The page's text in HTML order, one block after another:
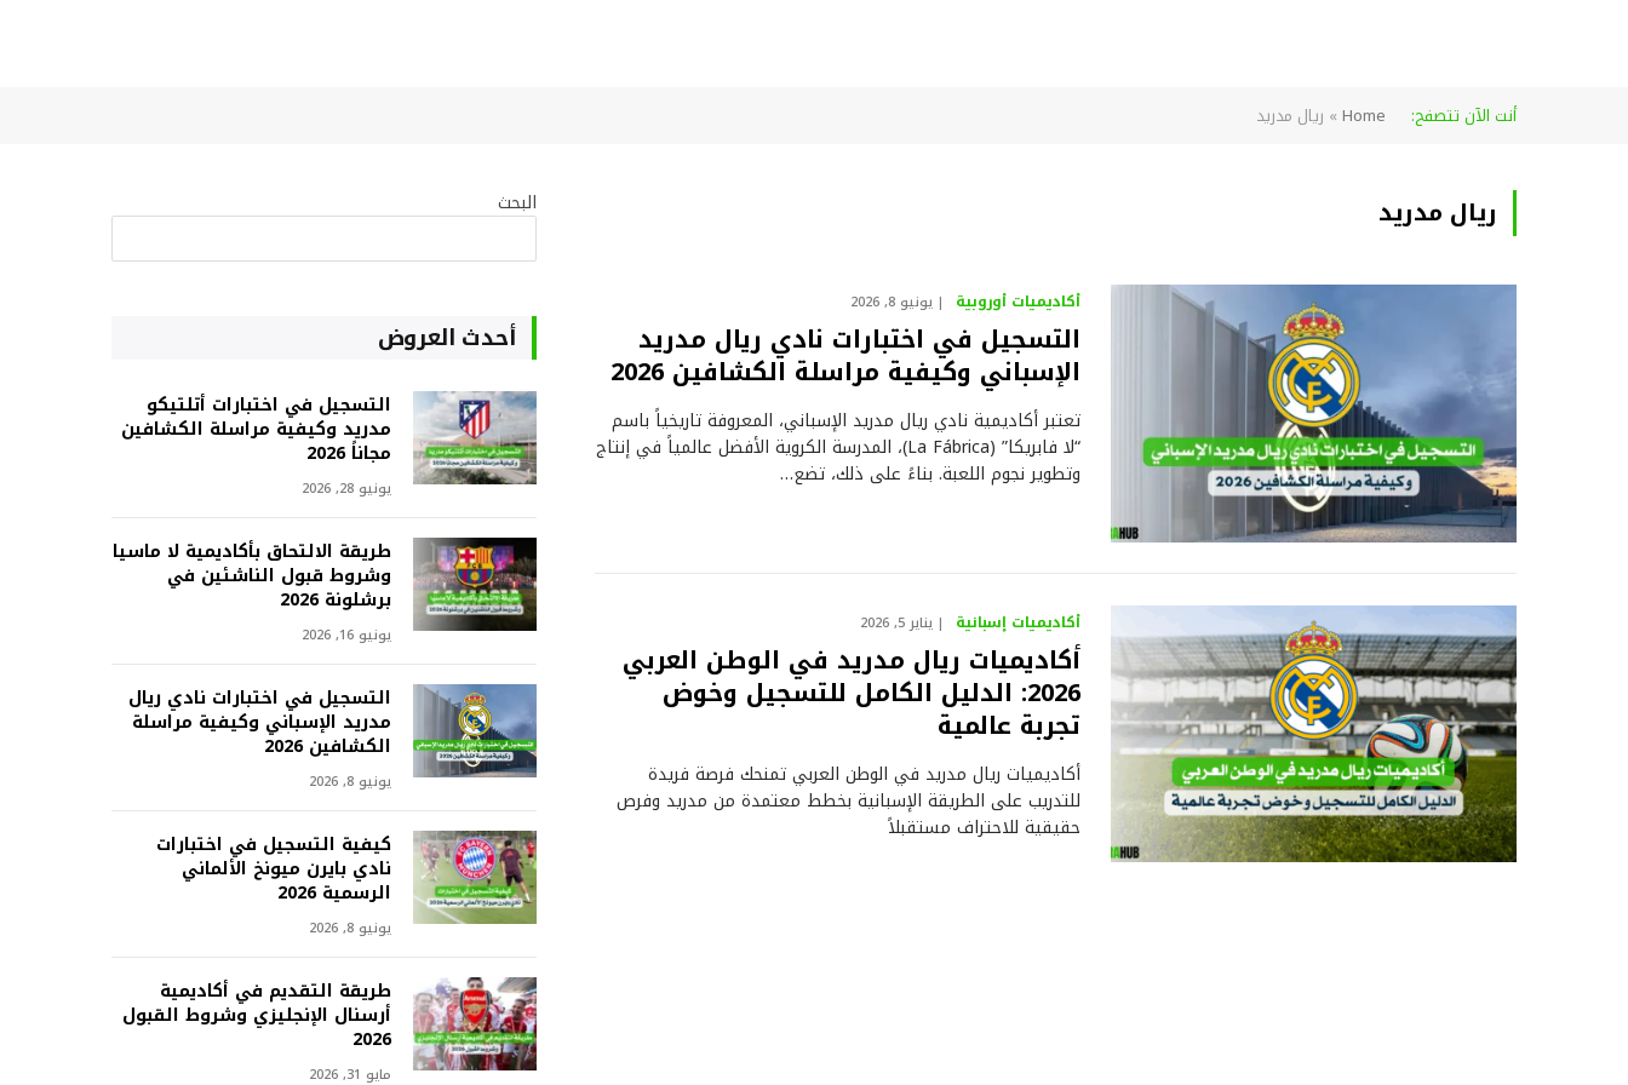
أنت الآن تتصفح: Home
» ريال مدريد
ريال مدريد
أكاديميات أوروبية يونيو 8, 2026
التسجيل في اختبارات نادي ريال مدريد
الإسباني وكيفية مراسلة الكشافين 2026
تعتبر أكاديمية نادي ريال مدريد الإسباني، المعروفة تاريخياً باسم
“لا فابريكا” (La Fábrica)، المدرسة الكروية الأفضل عالمياً في إنتاج
وتطوير نجوم اللعبة. بناءً على ذلك، تضع…
أكاديميات إسبانية يناير 5, 2026
أكاديميات ريال مدريد في الوطن العربي
2026: الدليل الكامل للتسجيل وخوض
تجربة عالمية
أكاديميات ريال مدريد في الوطن العربي تمنحك فرصة فريدة
للتدريب على الطريقة الإسبانية بخطط معتمدة من مدريد وفرص
حقيقية للاحتراف مستقبلاً
البحث
أحدث العروض
التسجيل في اختبارات أتلتيكو
مدريد وكيفية مراسلة الكشافين
مجاناً 2026
يونيو 28, 2026
طريقة الالتحاق بأكاديمية لا ماسيا
وشروط قبول الناشئين في
برشلونة 2026
يونيو 16, 2026
التسجيل في اختبارات نادي ريال
مدريد الإسباني وكيفية مراسلة
الكشافين 2026
يونيو 8, 2026
كيفية التسجيل في اختبارات
نادي بايرن ميونخ الألماني
الرسمية 2026
يونيو 8, 2026
طريقة التقديم في أكاديمية
أرسنال الإنجليزي وشروط القبول
2026
مايو 31, 2026